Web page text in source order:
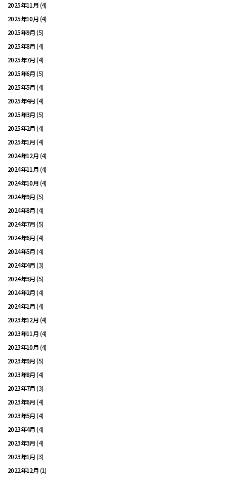
2025年11月(4)
2025年10月(4)
2025年9月(5)
2025年8月(4)
2025年7月(4)
2025年6月(5)
2025年5月(4)
2025年4月(4)
2025年3月(5)
2025年2月(4)
2025年1月(4)
2024年12月(4)
2024年11月(4)
2024年10月(4)
2024年9月(5)
2024年8月(4)
2024年7月(5)
2024年6月(4)
2024年5月(4)
2024年4月(3)
2024年3月(5)
2024年2月(4)
2024年1月(4)
2023年12月(4)
2023年11月(4)
2023年10月(4)
2023年9月(5)
2023年8月(4)
2023年7月(3)
2023年6月(4)
2023年5月(4)
2023年4月(4)
2023年3月(4)
2023年1月(3)
2022年12月(1)